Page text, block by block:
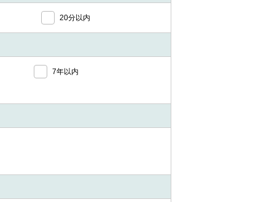
20分以内
7年以内